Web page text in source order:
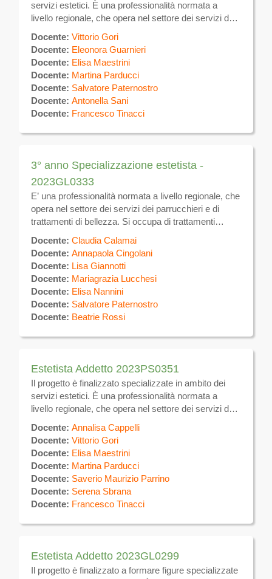
servizi estetici. È una professionalità normata a
livello regionale, che opera nel settore dei servizi dei
Docente: Vittorio Gori
Docente: Eleonora Guarnieri
Docente: Elisa Maestrini
Docente: Martina Parducci
Docente: Salvatore Paternostro
Docente: Antonella Sani
Docente: Francesco Tinacci
3° anno Specializzazione estetista -
2023GL0333
E’ una professionalità normata a livello regionale, che
opera nel settore dei servizi dei parrucchieri e di
trattamenti di bellezza. Si occupa di trattamenti
utilizzando tecniche manuali ed apparecchiature
e tecniche atte a favorire il benessere dell’individuo.
Docente: Claudia Calamai
Docente: Annapaola Cingolani
Docente: Lisa Giannotti
Docente: Mariagrazia Lucchesi
Docente: Elisa Nannini
Docente: Salvatore Paternostro
Docente: Beatrie Rossi
Estetista Addetto 2023PS0351
Il progetto è finalizzato specializzate in ambito dei
servizi estetici. È una professionalità normata a
livello regionale, che opera nel settore dei servizi dei
trattamenti estetici sulla superficie del corpo volti alla
Docente: Annalisa Cappelli
Docente: Vittorio Gori
Docente: Elisa Maestrini
Docente: Martina Parducci
Docente: Saverio Maurizio Parrino
Docente: Serena Sbrana
Docente: Francesco Tinacci
Estetista Addetto 2023GL0299
Il progetto è finalizzato a formare figure specializzate